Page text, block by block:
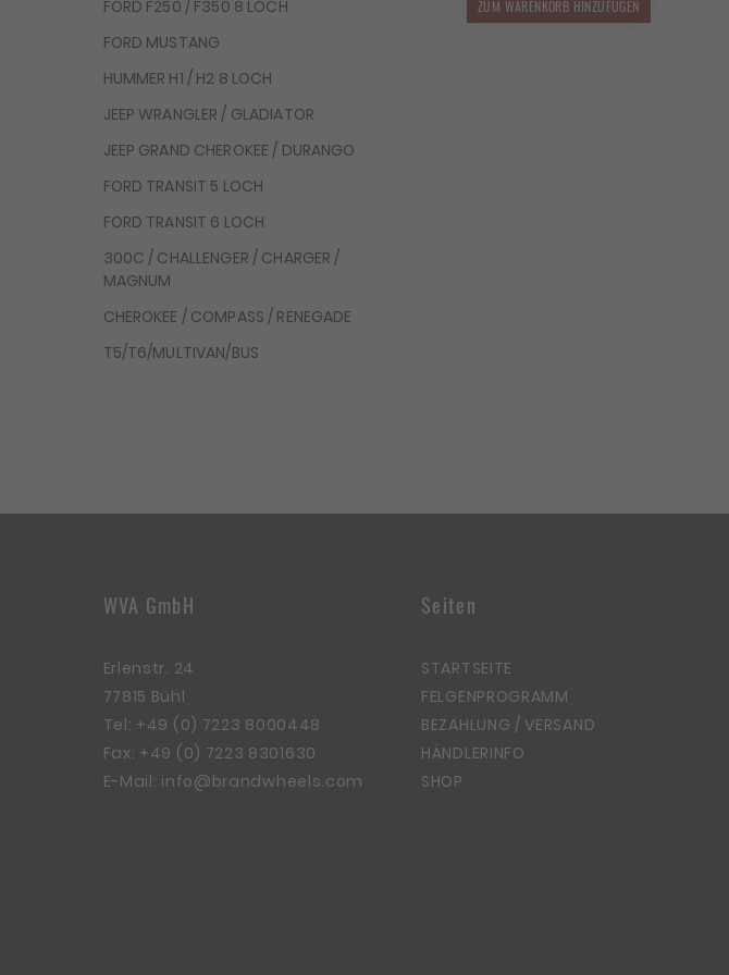
FORD F250 / F350 8 LOCH
FORD MUSTANG
HUMMER H1 / H2 8 LOCH
JEEP WRANGLER / GLADIATOR
JEEP GRAND CHEROKEE / DURANGO
FORD TRANSIT 5 LOCH
FORD TRANSIT 6 LOCH
300C / CHALLENGER / CHARGER /
MAGNUM
CHEROKEE / COMPASS / RENEGADE
T5/T6/MULTIVAN/BUS
ZUM WARENKORB HINZUFÜGEN
WVA GmbH
Erlenstr. 24
77815 Bühl
Tel: +49 (0) 7223 8000448
Fax: +49 (0) 7223 8301630
E-Mail: info@brandwheels.com
Seiten
STARTSEITE
FELGENPROGRAMM
BEZAHLUNG / VERSAND
HÄNDLERINFO
SHOP